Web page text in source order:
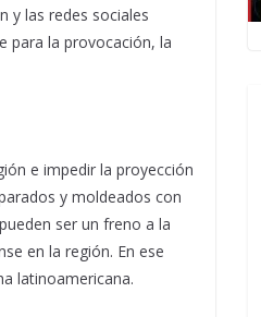
y las redes sociales
para la provocación, la
e impedir la proyección
y moldeados con
ser un freno a la
en la región. En ese
latinoamericana.